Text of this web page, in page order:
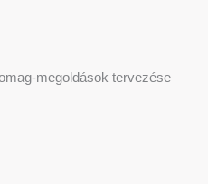
megoldások tervezése